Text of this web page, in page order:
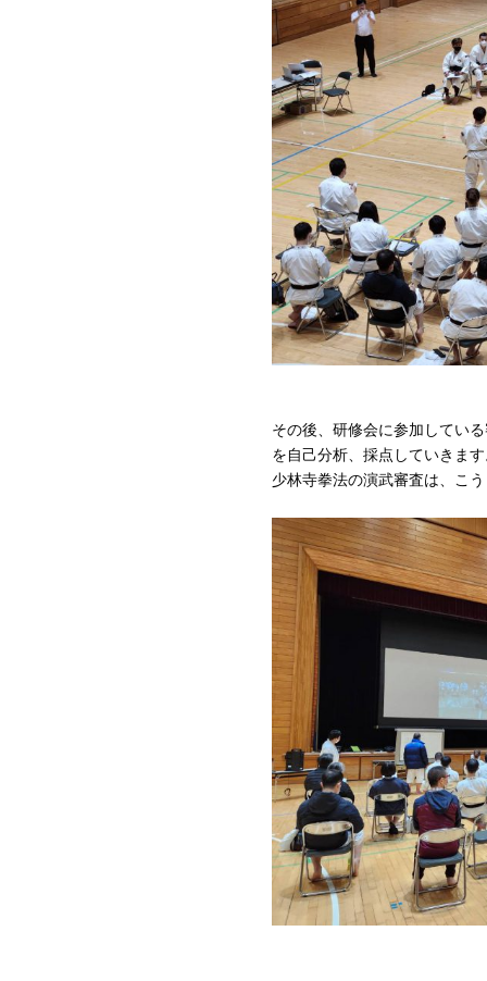
その後、研修会に参加してい
を自己分析、採点していきま
少林寺拳法の演武審査は、こ